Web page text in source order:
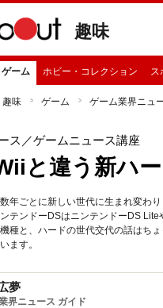
趣味
ゲーム ホビー・コレクション ス
趣味 ゲーム ゲーム業界ニュ
ス ／ゲームニュース講座
と違う新ハ
年ごとに新しい世代に生まれ変わ
テンドーDSはニンテンドーDS
種と、ハードの世代交代の話はち
ます。
夢
界ニュース ガイド